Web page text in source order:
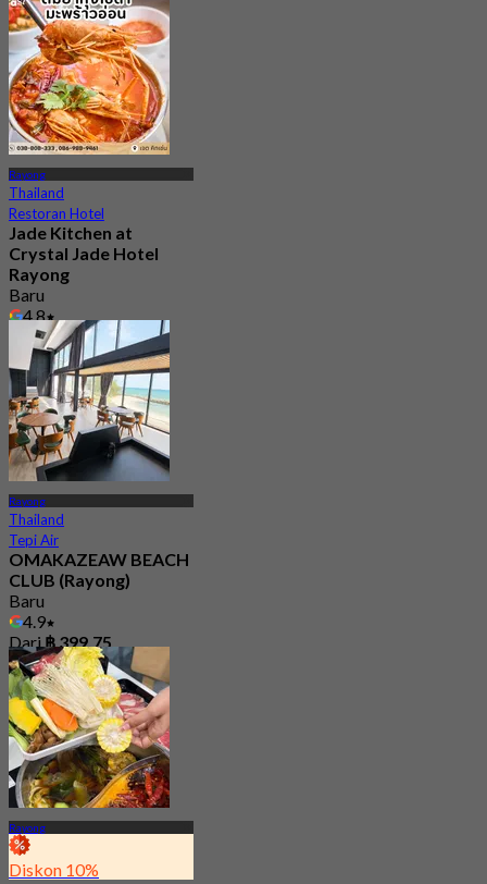
Rayong
Thailand
Restoran Hotel
Jade Kitchen at
Crystal Jade Hotel
Rayong
Baru
4.8
Dari฿ 690
Rayong
Thailand
Tepi Air
OMAKAZEAW BEACH
CLUB (Rayong)
Baru
4.9
Dari฿ 399.75
Rayong
Diskon 10%